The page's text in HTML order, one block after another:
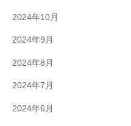
2024年10月
2024年9月
2024年8月
2024年7月
2024年6月